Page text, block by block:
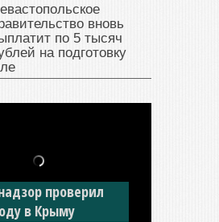
вновь
по 5 тысяч
на подготовку
Саки
—
по штрафам